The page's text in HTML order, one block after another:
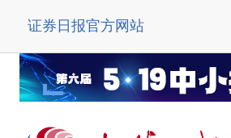
证券日报官方网站